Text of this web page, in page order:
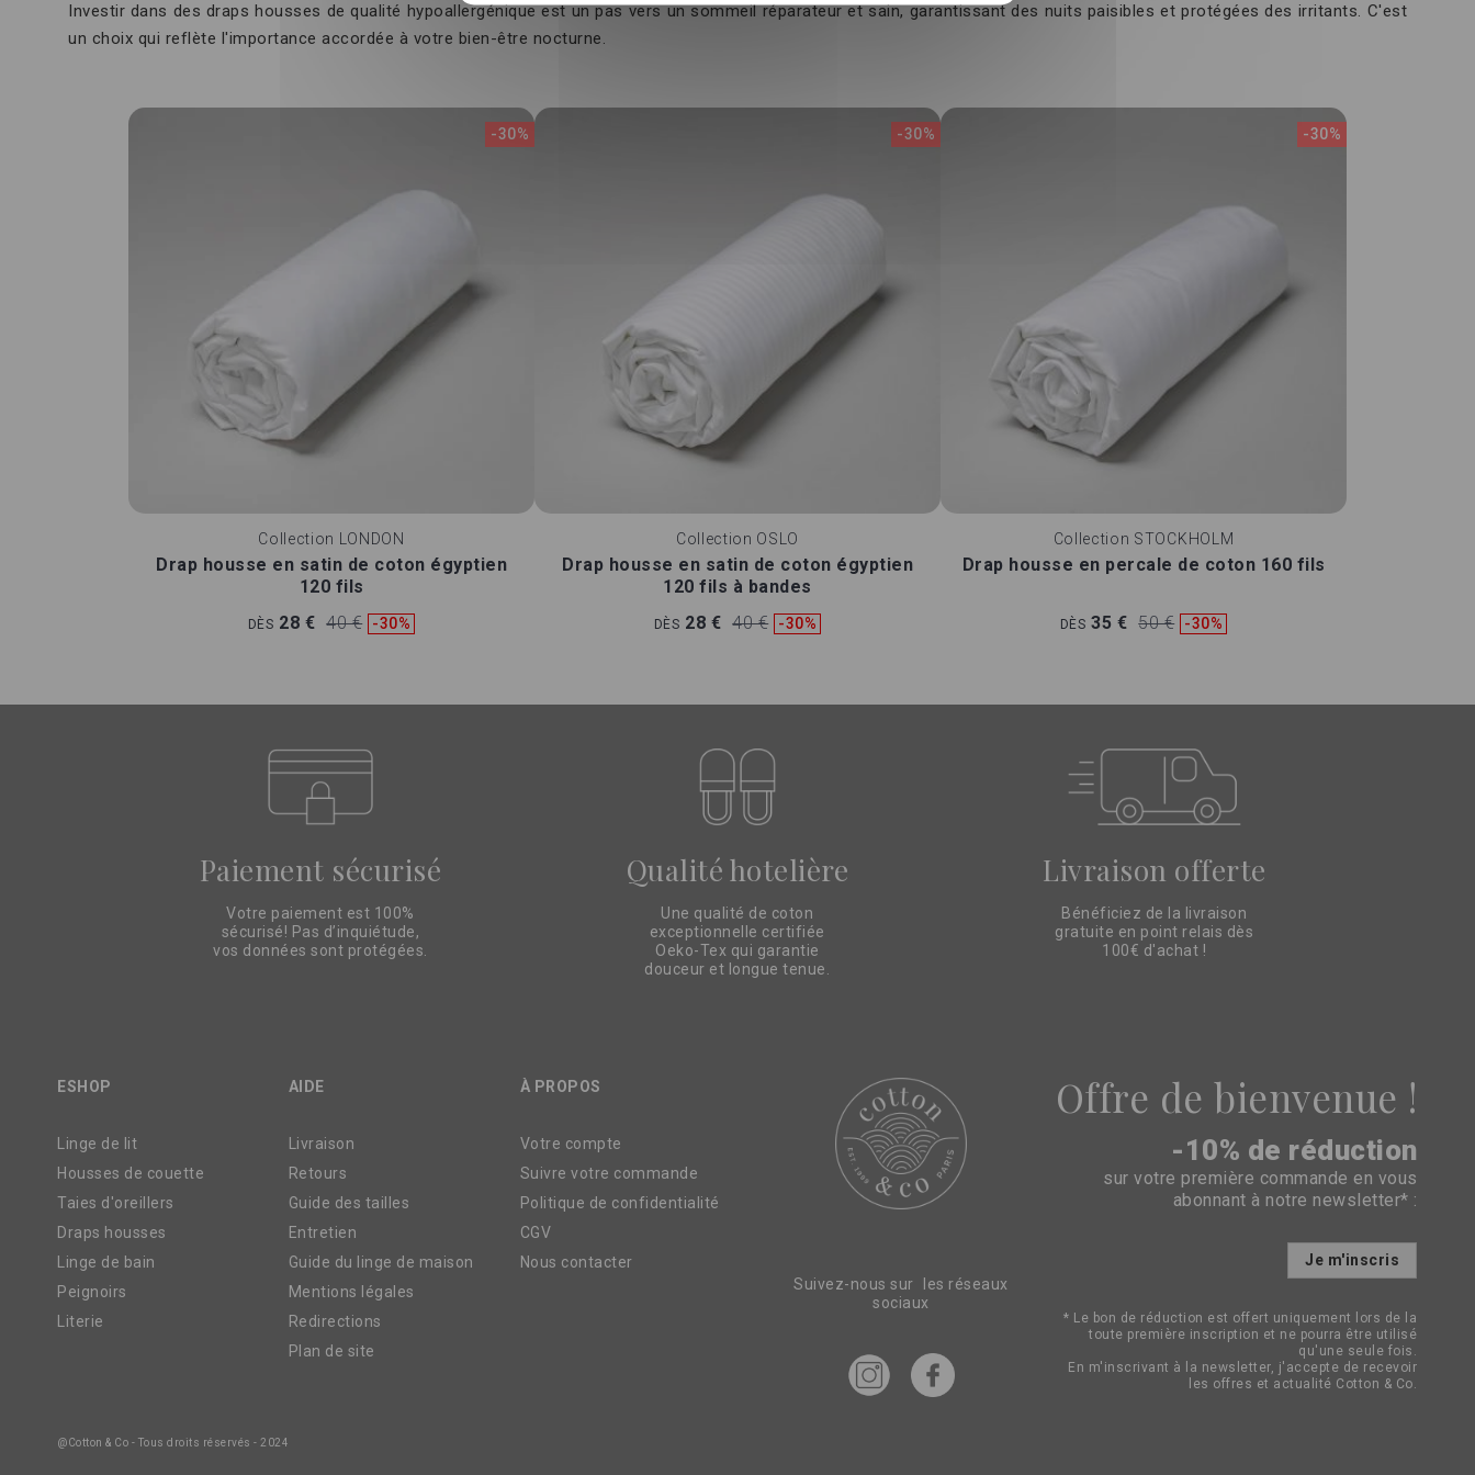
Investir dans des draps housses de qualité hypoallergénique est un pas vers un sommeil réparateur et sain, garantissant des nuits paisibles et protégées des irritants. C'est
un choix qui reflète l'importance accordée à votre bien-être nocturne.
-30%
Collection LONDON
Drap housse en satin de coton égyptien
120 fils
DÈS 28 € 40 € -30%
-30%
Collection OSLO
Drap housse en satin de coton égyptien
120 fils à bandes
DÈS 28 € 40 € -30%
-30%
Collection STOCKHOLM
Drap housse en percale de coton 160 fils
DÈS 35 € 50 € -30%
Paiement sécurisé
Votre paiement est 100%
sécurisé! Pas d’inquiétude,
vos données sont protégées.
Qualité hotelière
Une qualité de coton
exceptionnelle certifiée
Oeko-Tex qui garantie
douceur et longue tenue.
Livraison offerte
Bénéficiez de la livraison
gratuite en point relais dès
100€ d'achat !
ESHOP
Linge de lit
Housses de couette
Taies d'oreillers
Draps housses
Linge de bain
Peignoirs
Literie
AIDE
Livraison
Retours
Guide des tailles
Entretien
Guide du linge de maison
Mentions légales
Redirections
Plan de site
À PROPOS
Votre compte
Suivre votre commande
Politique de confidentialité
CGV
Nous contacter
Suivez-nous sur les réseaux
sociaux
Offre de bienvenue !
-10% de réduction
sur votre première commande en vous
abonnant à notre newsletter* :
Inscription
d’information
:
Je m'inscris
* Le bon de réduction est offert uniquement lors de la
toute première inscription et ne pourra être utilisé
qu'une seule fois.
En m'inscrivant à la newsletter, j'accepte de recevoir
les offres et actualité Cotton & Co.
@Cotton & Co - Tous droits réservés - 2024